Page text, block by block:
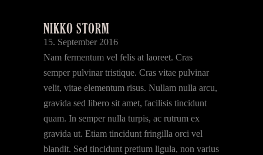
NIKKO STORM
15. September 2016
Nam fermentum vel felis at laoreet. Cras
semper pulvinar tristique. Cras vitae pulvinar
velit, vitae elementum risus. Nullam nulla arcu,
gravida sed libero sit amet, facilisis tincidunt
quam. In semper nulla turpis, ac rutrum ex
gravida ut. Etiam tincidunt fringilla orci vel
blandit. Sed tincidunt pretium ligula, non varius